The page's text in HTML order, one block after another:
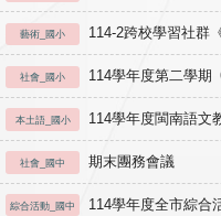
藝術_國小 114-2跨校學習社群
社會_國小 114學年度第二學期
本土語_國小 114學年度閩南語文
社會_國中 期末團務會議
綜合活動_國中 114學年度全市綜合